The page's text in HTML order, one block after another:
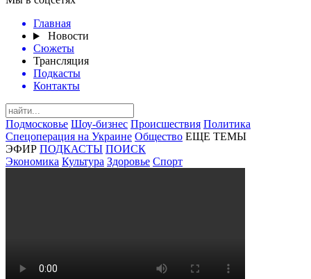
Главная
Новости
Сюжеты
Трансляция
Подкасты
Контакты
Подмосковье Шоу-бизнес Происшествия Политика
Спецоперация на Украине Общество ЕЩЕ ТЕМЫ
ЭФИР ПОДКАСТЫ ПОИСК
Экономика Культура Здоровье Спорт